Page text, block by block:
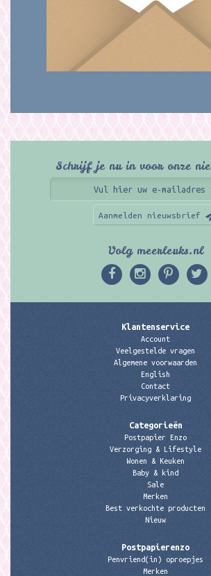
Schrijf je nu in voor onze
Aanmelden nieuwsbrief
Volg meerleuks.nl
Klantenservice
Account
Veelgestelde vragen
Algemene voorwaarden
English
Contact
Privacyverklaring
Categorieën
Postpapier Enzo
Verzorging & Lifestyle
Wonen & Keuken
Baby & kind
Sale
Merken
Best verkochte producten
Nieuw
Postpapierenzo
Penvriend(in) oproepjes
Merken